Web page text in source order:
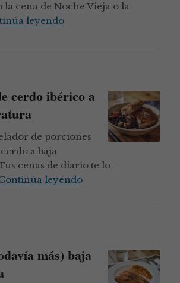
cena de Noche Vieja o la
leyendo6 recetas a baja
cerdo ibérico a
de porciones
a baja
cenas de diario te lo
leyendo«Filetazo» de cerdo
más) baja